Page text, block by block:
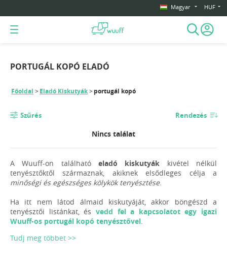
Magyar HUF
PORTUGÁL KOPÓ ELADÓ
Főoldal Eladó Kiskutyák portugál kopó
Szűrés Rendezés
Nincs találat
A Wuuff-on található eladó kiskutyák kivétel nélkül
tenyésztőktől származnak, akiknek elsődleges célja a
minőségi és egészséges kölykök tenyésztése.
Ha itt nem látod álmaid kiskutyáját, akkor böngészd a
tenyésztői listánkat, és vedd fel a kapcsolatot egy igazi
Wuuff-os portugál kopó tenyésztővel.
Tudj meg többet >>